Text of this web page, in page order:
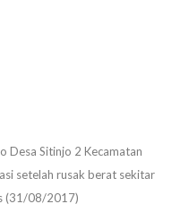
Desa Sitinjo 2 Kecamatan
setelah rusak berat sekitar
(31/08/2017)